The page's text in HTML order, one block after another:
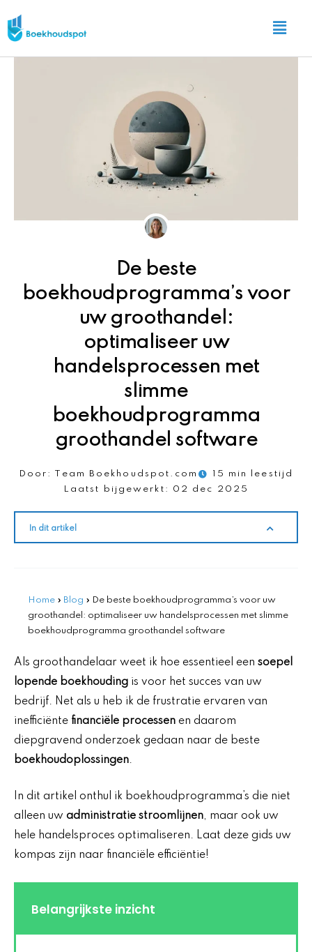
naar
de
Main
Menu
De beste
boekhoudprogramma’s voor
uw groothandel:
optimaliseer uw
handelsprocessen met
slimme
boekhoudprogramma
groothandel software
Door: Team Boekhoudspot.com
15 min leestijd
Laatst bijgewerkt:
02 dec 2025
In dit artikel
Home » Blog » De beste boekhoudprogramma’s voor uw
groothandel: optimaliseer uw handelsprocessen met slimme
boekhoudprogramma groothandel software
Als groothandelaar weet ik hoe essentieel een soepel
lopende boekhouding is voor het succes van uw
bedrijf. Net als u heb ik de frustratie ervaren van
inefficiënte financiële processen en daarom
diepgravend onderzoek gedaan naar de beste
boekhoudoplossingen.
In dit artikel onthul ik boekhoudprogramma’s die niet
alleen uw administratie stroomlijnen, maar ook uw
hele handelsproces optimaliseren. Laat deze gids uw
kompas zijn naar financiële efficiëntie!
Belangrijkste inzicht